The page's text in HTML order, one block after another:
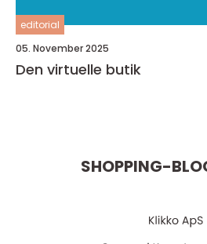
editorial
05. November 2025
Den virtuelle butik
SHOPPING-